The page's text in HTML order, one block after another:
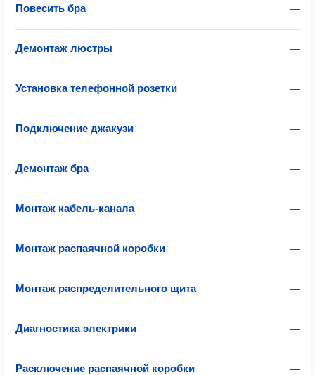
—
Повесить бра
—
Демонтаж люстры
—
Установка телефонной розетки
—
Подключение джакузи
—
Демонтаж бра
—
Монтаж кабель-канала
—
Монтаж распаячной коробки
—
Монтаж распределительного щита
—
Диагностика электрики
—
Расключение распаячной коробки